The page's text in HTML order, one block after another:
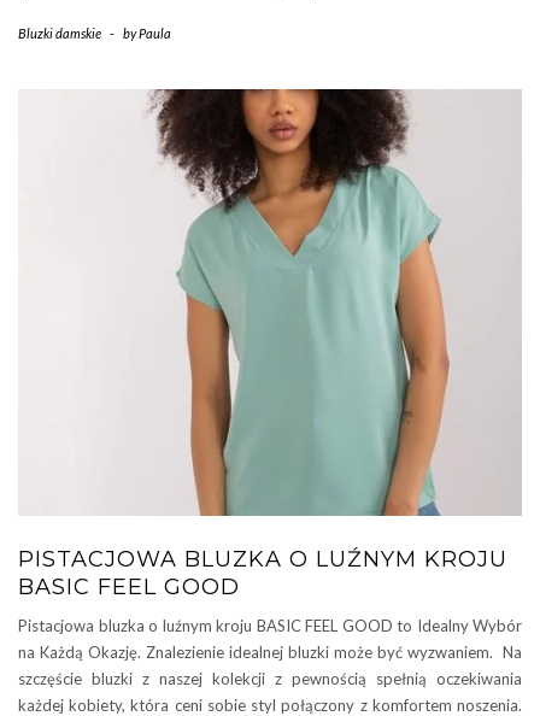
Bluzki damskie - byPaula
PISTACJOWA BLUZKA O LUŹNYM KROJU
BASIC FEEL GOOD
Pistacjowa bluzka o luźnym kroju BASIC FEEL GOOD to Idealny Wybór
na Każdą Okazję. Znalezienie idealnej bluzki może być wyzwaniem. Na
szczęście bluzki z naszej kolekcji z pewnością spełnią oczekiwania
każdej kobiety, która ceni sobie styl połączony z komfortem noszenia.